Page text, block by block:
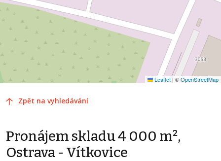
Leaflet | ©OpenStreetMap
Zpět na vyhledávání
Pronájem skladu 4 000 m²,
Ostrava - Vítkovice